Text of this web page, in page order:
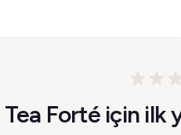
Tea Forté için ilk